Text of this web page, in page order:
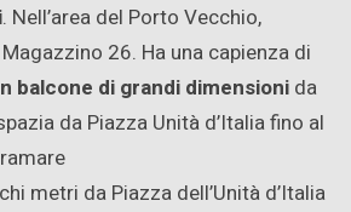
. Nell’area del Porto Vecchio,
26. Ha una capienza di
balcone di grandi dimensionida
da Piazza Unità d’Italia fino al
metri da Piazza dell’Unità d’Italia